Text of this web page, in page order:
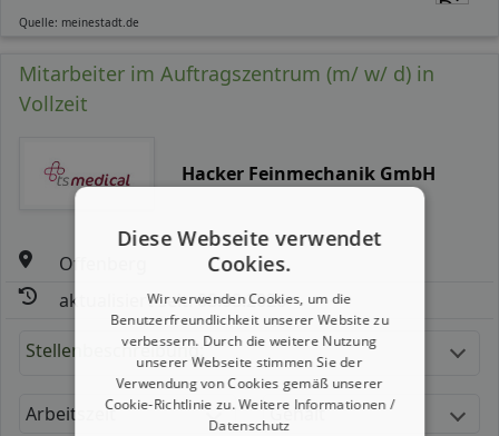
Quelle: meinestadt.de
Mitarbeiter im Auftragszentrum (m/ w/ d) in
Vollzeit
Hacker Feinmechanik GmbH
Offenberg
aktualisiert seit: 08.08.2026
Stellenbeschreibung:
Arbeitszeit Gehalt
Diese Webseite verwendet
Cookies.
Wir verwenden Cookies, um die
Benutzerfreundlichkeit unserer Website zu
verbessern. Durch die weitere Nutzung
unserer Webseite stimmen Sie der
Verwendung von Cookies gemäß unserer
Cookie-Richtlinie zu.Weitere Informationen /
Datenschutz